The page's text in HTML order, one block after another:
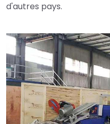
d'autres pays.